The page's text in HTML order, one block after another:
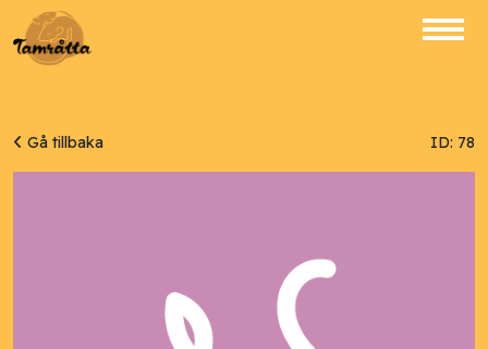
Gå tillbaka ID: 78